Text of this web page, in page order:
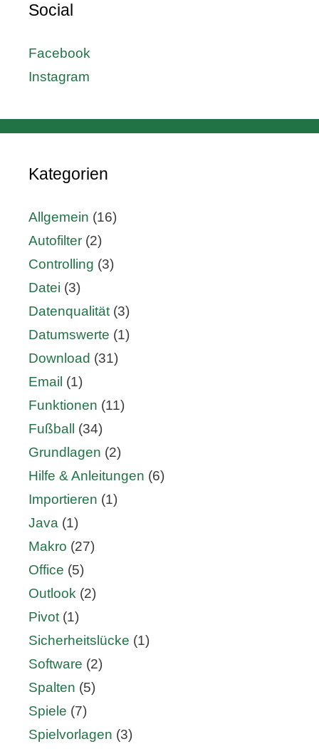
Social
Facebook
Instagram
Kategorien
Allgemein (16)
Autofilter (2)
Controlling (3)
Datei (3)
Datenqualität (3)
Datumswerte (1)
Download (31)
Email (1)
Funktionen (11)
Fußball
(34)
Grundlagen (2)
Hilfe & Anleitungen (6)
Importieren (1)
Java (1)
Makro (27)
Office (5)
Outlook (2)
Pivot (1)
Sicherheitslücke (1)
Software (2)
Spalten (5)
Spiele (7)
Spielvorlagen (3)